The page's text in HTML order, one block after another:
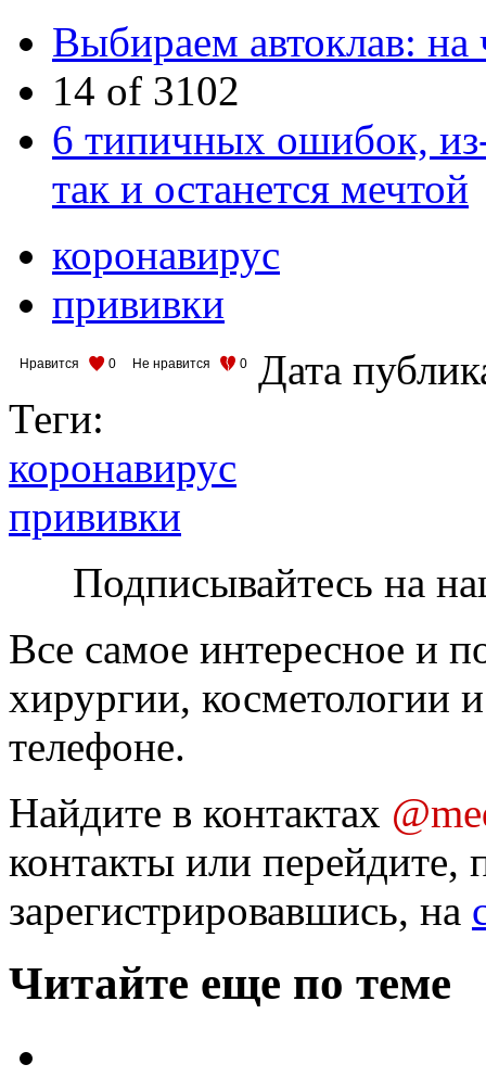
Выбираем автоклав: на
14 of 3102
6 типичных ошибок,
так и останется мечтой
коронавирус
прививки
Нравится 0 Не нравится 0
Дата
Теги:
коронавирус
прививки
Подписывайтесь на
Все самое интересное и
хирургии, косметологии
телефоне.
Найдите в контактах
контакты или перейдите,
зарегистрировавшись, на
Читайте еще по теме